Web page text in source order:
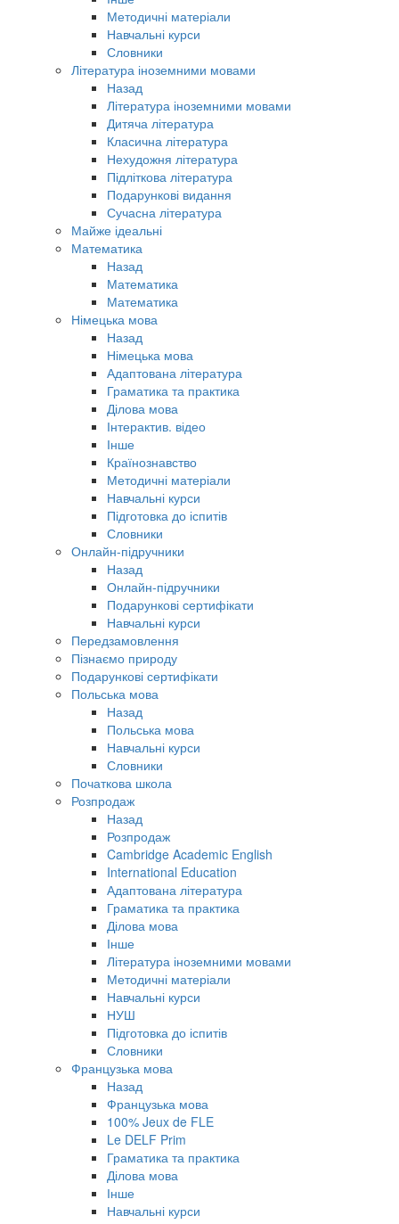
Методичні матеріали
Навчальні курси
Словники
Література іноземними мовами
Назад
Література іноземними мовами
Дитяча література
Класична література
Нехудожня література
Підліткова література
Подарункові видання
Сучасна література
Майже ідеальні
Математика
Назад
Математика
Математика
Німецька мова
Назад
Німецька мова
Адаптована література
Граматика та практика
Ділова мова
Інтерактив. відео
Інше
Країнознавство
Методичні матеріали
Навчальні курси
Підготовка до іспитів
Словники
Онлайн-підручники
Назад
Онлайн-підручники
Подарункові сертифікати
Навчальні курси
Передзамовлення
Пізнаємо природу
Подарункові сертифікати
Польська мова
Назад
Польська мова
Навчальні курси
Словники
Початкова школа
Розпродаж
Назад
Розпродаж
Cambridge Academic English
International Education
Адаптована література
Граматика та практика
Ділова мова
Інше
Література іноземними мовами
Методичні матеріали
Навчальні курси
НУШ
Підготовка до іспитів
Словники
Французька мова
Назад
Французька мова
100% Jeux de FLE
Le DELF Prim
Граматика та практика
Ділова мова
Інше
Навчальні курси